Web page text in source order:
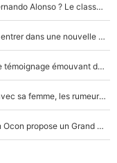
Max Verstappen, Lewis Hamilton… et bientôt Fernando Alonso ? Le classement des pilotes les mieux payés en Formule 1 risque de changer !
F1 - Alpine signe un accord «impensable» et va entrer dans une nouvelle dimension : Grande nouvelle pour Pierre Gasly !
F1 : « Je lui ai fait un câlin, puis j’ai dû partir...», le témoignage émouvant de Max Verstappen sur sa fille
F1 : Charles Leclerc surpris par les paparazzis avec sa femme, les rumeurs étaient vraies !
Comme pour le final du Tour de France, Esteban Ocon propose un Grand Prix de Formule 1 à Paris : «Autour de l’Arc de Triomphe, ce serait génial» !